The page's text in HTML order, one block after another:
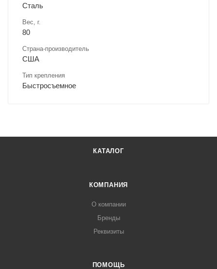
Сталь
Вес, г.
80
Страна-производитель
США
Тип крепления
Быстросъемное
КАТАЛОГ
КОМПАНИЯ
О компании
Бренды
Реквизиты
ПОМОЩЬ